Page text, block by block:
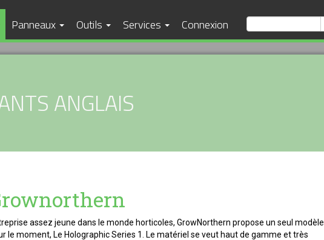
Panneaux Outils Services Connexion Rechercher
ANGLAIS
assez jeune dans le monde horticoles, GrowNorthern propose un seul modèle
le moment, Le Holographic Series 1. Le matériel se veut haut de gamme et très